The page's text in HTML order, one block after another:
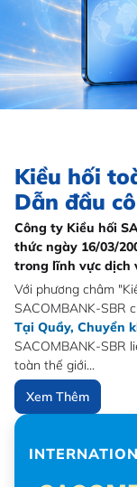
Kiều hối
Dẫn đầu
Công ty Kiều hối
thức ngày 16/03/
trong lĩnh vực dịch
Với phương châm
SACOMBANK-SBR
Tại Quầy, Chuyển
SACOMBANK-SBR
toàn thế giới...
Xem Thêm